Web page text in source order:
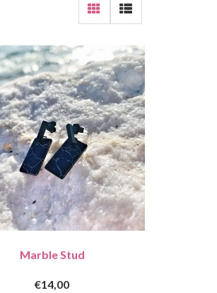
Marble Stud
€14,00